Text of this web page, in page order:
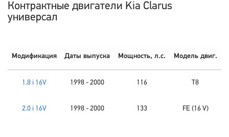
Контрактные двигатели Kia Clarus
универсал
Модификация Даты выпуска Мощность, л.с. Модель двиг.
1.8 i 16V 1998 - 2000 116 T8
2.0 i 16V 1998 - 2000 133 FE (16 V)